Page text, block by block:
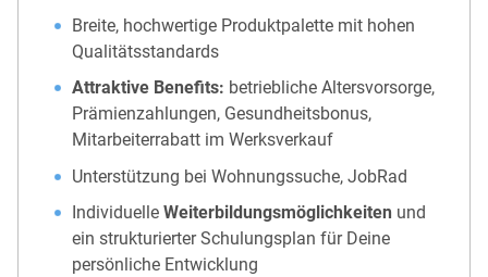
Breite, hochwertige Produktpalette mit hohen
Qualitätsstandards
Attraktive Benefits: betriebliche Altersvorsorge,
Prämienzahlungen, Gesundheitsbonus,
Mitarbeiterrabatt im Werksverkauf
Unterstützung bei Wohnungssuche, JobRad
IndividuelleWeiterbildungsmöglichkeiten und
ein strukturierter Schulungsplan für Deine
persönliche Entwicklung